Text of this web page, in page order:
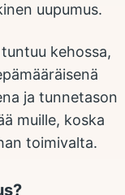
uupumus.
kehossa,
ja tunnetason
muille, koska
toimivalta.